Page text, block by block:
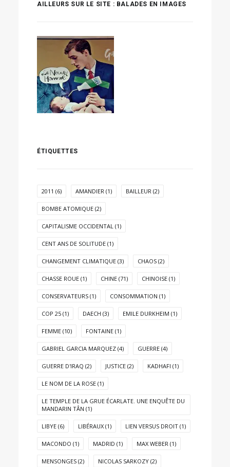
AILLEURS SUR LE SITE : BALADES EN IMAGES
ÉTIQUETTES
2011 (6) AMANDIER (1) BAILLEUR (2)
BOMBE ATOMIQUE (2)
CAPITALISME OCCIDENTAL (1)
CENT ANS DE SOLITUDE (1)
CHANGEMENT CLIMATIQUE (3) CHAOS (2)
CHASSE ROUE (1) CHINE (71) CHINOISE (1)
CONSERVATEURS (1) CONSOMMATION (1)
COP 25 (1) DAECH (3) EMILE DURKHEIM (1)
FEMME (10) FONTAINE (1)
GABRIEL GARCIA MARQUEZ (4) GUERRE (4)
GUERRE D'IRAQ (2) JUSTICE (2) KADHAFI (1)
LE NOM DE LA ROSE (1)
LE TEMPLE DE LA GRUE ÉCARLATE. UNE ENQUÊTE DU
MANDARIN TÂN (1)
LIBYE (6) LIBÉRAUX (1) LIEN VERSUS DROIT (1)
MACONDO (1) MADRID (1) MAX WEBER (1)
MENSONGES (2) NICOLAS SARKOZY (2)